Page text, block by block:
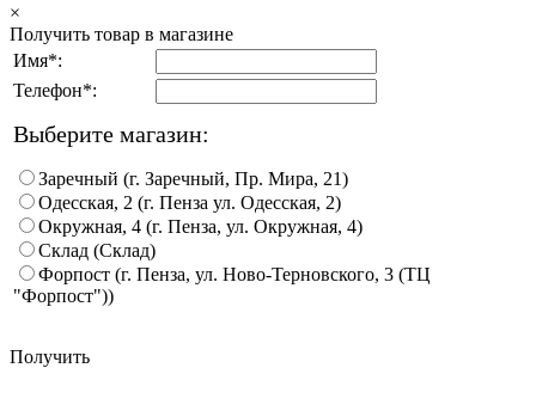
×
Получить товар в магазине
Имя*:
Телефон*:
Выберите магазин:
Заречный (г. Заречный, Пр. Мира, 21)
Одесская, 2 (г. Пенза ул. Одесская, 2)
Окружная, 4 (г. Пенза, ул. Окружная, 4)
Склад (Склад)
Форпост (г. Пенза, ул. Ново-Терновского, 3 (ТЦ
"Форпост"))
Получить